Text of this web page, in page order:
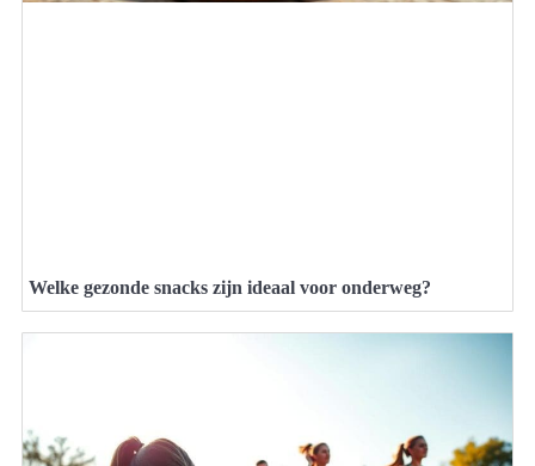
Welke gezonde snacks zijn ideaal voor onderweg?